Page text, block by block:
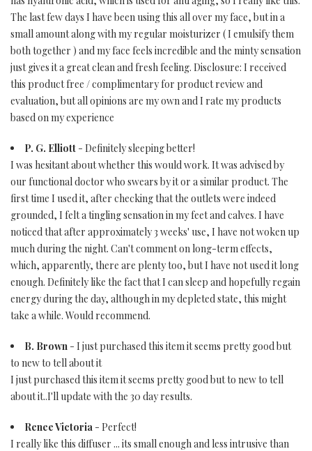
The last few days I have been using this all over my face, but in a
small amount along with my regular moisturizer ( I emulsify them
both together ) and my face feels incredible and the minty sensation
just gives it a great clean and fresh feeling. Disclosure: I received
this product free / complimentary for product review and
evaluation, but all opinions are my own and I rate my products
based on my experience
P. G. Elliott - Definitely sleeping better!
I was hesitant about whether this would work. It was advised by
our functional doctor who swears by it or a similar product. The
first time I used it, after checking that the outlets were indeed
grounded, I felt a tingling sensation in my feet and calves. I have
noticed that after approximately 3 weeks' use, I have not woken up
much during the night. Can't comment on long-term effects,
which, apparently, there are plenty too, but I have not used it long
enough. Definitely like the fact that I can sleep and hopefully regain
energy during the day, although in my depleted state, this might
take a while. Would recommend.
B. Brown - I just purchased this item it seems pretty good but
to new to tell about it
I just purchased this item it seems pretty good but to new to tell
about it..I'll update with the 30 day results.
Renee Victoria - Perfect!
I really like this diffuser ... its small enough and less intrusive than